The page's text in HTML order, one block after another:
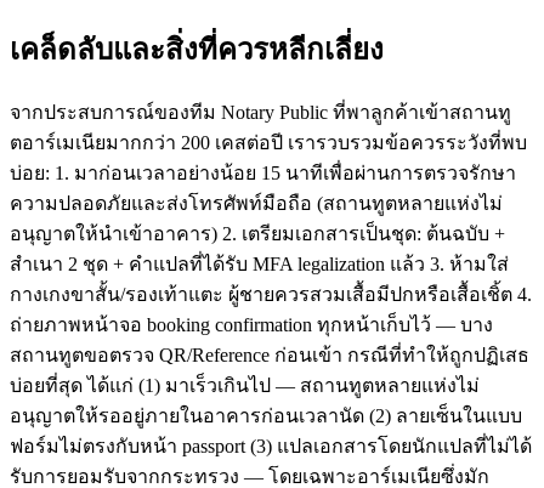
เคล็ดลับและสิ่งที่ควรหลีกเลี่ยง
จากประสบการณ์ของทีม Notary Public ที่พาลูกค้าเข้าสถานทู
ตอาร์เมเนียมากกว่า 200 เคสต่อปี เรารวบรวมข้อควรระวังที่พบ
บ่อย: 1. มาก่อนเวลาอย่างน้อย 15 นาทีเพื่อผ่านการตรวจรักษา
ความปลอดภัยและส่งโทรศัพท์มือถือ (สถานทูตหลายแห่งไม่
อนุญาตให้นำเข้าอาคาร) 2. เตรียมเอกสารเป็นชุด: ต้นฉบับ +
สำเนา 2 ชุด + คำแปลที่ได้รับ MFA legalization แล้ว 3. ห้ามใส่
กางเกงขาสั้น/รองเท้าแตะ ผู้ชายควรสวมเสื้อมีปกหรือเสื้อเชิ้ต 4.
ถ่ายภาพหน้าจอ booking confirmation ทุกหน้าเก็บไว้ — บาง
สถานทูตขอตรวจ QR/Reference ก่อนเข้า กรณีที่ทำให้ถูกปฏิเสธ
บ่อยที่สุด ได้แก่ (1) มาเร็วเกินไป — สถานทูตหลายแห่งไม่
อนุญาตให้รออยู่ภายในอาคารก่อนเวลานัด (2) ลายเซ็นในแบบ
ฟอร์มไม่ตรงกับหน้า passport (3) แปลเอกสารโดยนักแปลที่ไม่ได้
รับการยอมรับจากกระทรวง — โดยเฉพาะอาร์เมเนียซึ่งมัก